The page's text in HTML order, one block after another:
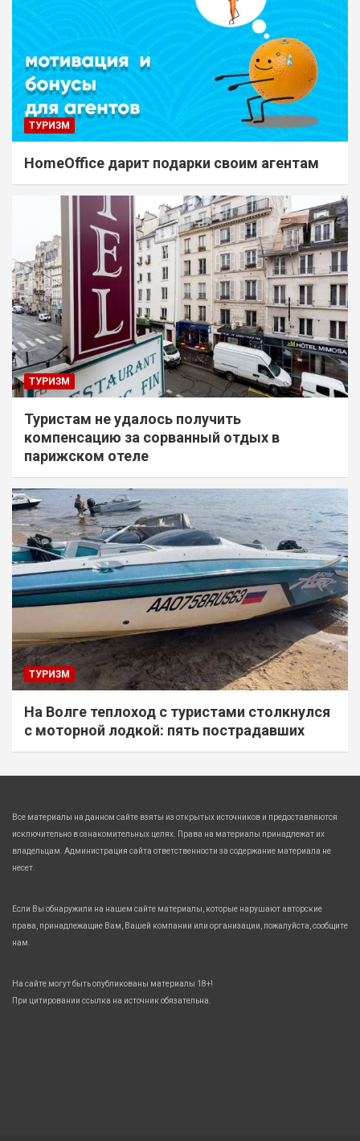
ТУРИЗМ
HomeOffice дарит подарки своим агентам
ТУРИЗМ
Туристам не удалось получить
компенсацию за сорванный отдых в
парижском отеле
ТУРИЗМ
На Волге теплоход с туристами столкнулся
с моторной лодкой: пять пострадавших
Все материалы на данном сайте взяты из открытых источников и предоставляются
исключительно в ознакомительных целях. Права на материалы принадлежат их
владельцам. Администрация сайта ответственности за содержание материала не
несет.
Если Вы обнаружили на нашем сайте материалы, которые нарушают авторские
права, принадлежащие Вам, Вашей компании или организации, пожалуйста, сообщите
нам.
На сайте могут быть опубликованы материалы 18+!
При цитировании ссылка на источник обязательна.